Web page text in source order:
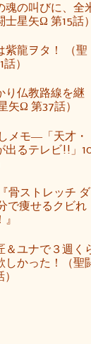
魂の叫びに、全
星矢Ω 第15話）
紫龍ヲタ！ （聖
）
り仏教路線を継
矢Ω 第37話）
メモ―「天才・
出るテレビ!!」
骨ストレッチ ダ
で痩せるクビれ
＆ユナで３週く
しかった！（聖